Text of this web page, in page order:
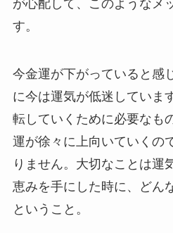
が心配して、このようなメ
す。
今金運が下がっていると感
に今は運気が低迷していま
転していくために必要なも
運が徐々に上向いていくの
りません。大切なことは運
恵みを手にした時に、どん
ということ。